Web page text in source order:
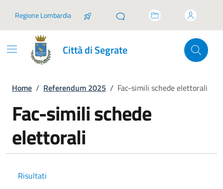
Regione Lombardia
Città di Segrate
Home / Referendum 2025 / Fac-simili schede elettorali
Fac-simili schede
elettorali
Risultati